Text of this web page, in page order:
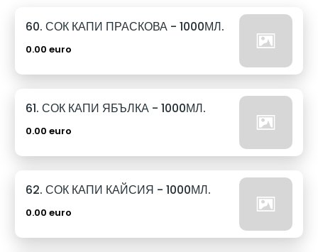
60. СОК КАПИ ПРАСКОВА - 1000МЛ.
0.00 euro
61. СОК КАПИ ЯБЪЛКА - 1000МЛ.
0.00 euro
62. СОК КАПИ КАЙСИЯ - 1000МЛ.
0.00 euro